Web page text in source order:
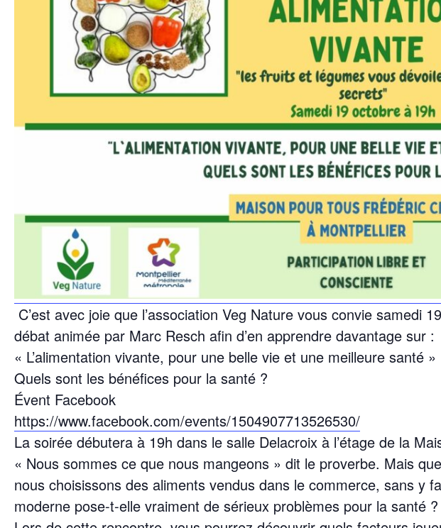
C’est avec joie que l’association Veg Nature vous convie samedi
débat animée par Marc Resch afin d’en apprendre davantage sur :
« L’alimentation vivante, pour une belle vie et une meilleure santé »
Quels sont les bénéfices pour la santé ?
Évent Facebook
https://www.facebook.com/events/1504907713526530/
La soirée débutera à 19h dans le salle Delacroix à l’étage de la
« Nous sommes ce que nous mangeons » dit le proverbe. Mais
nous choisissons des aliments vendus dans le commerce, sans y
moderne pose-t-elle vraiment de sérieux problèmes pour la santé ?